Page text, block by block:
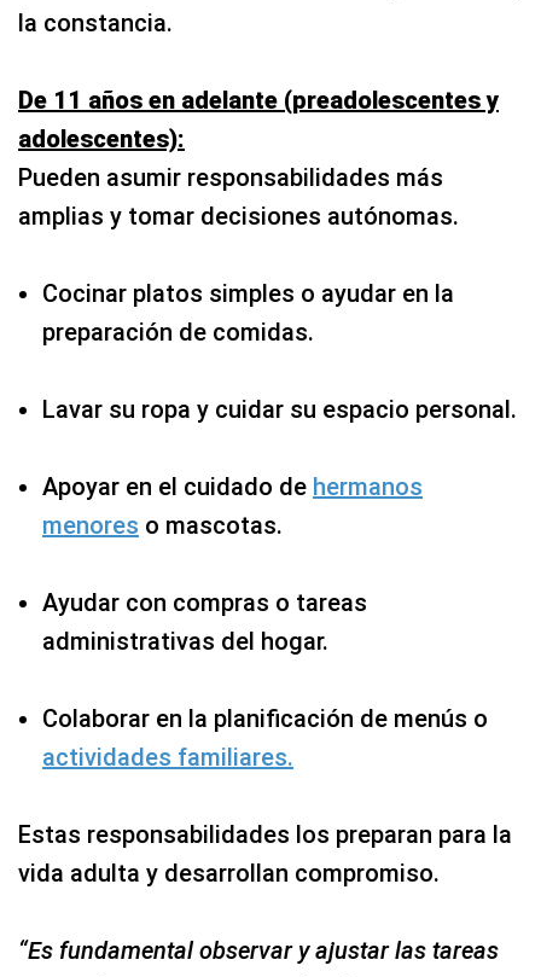
la constancia.
De 11 años en adelante (preadolescentes y
adolescentes):
Pueden asumir responsabilidades más
amplias y tomar decisiones autónomas.
Cocinar platos simples o ayudar en la
preparación de comidas.
Lavar su ropa y cuidar su espacio personal.
Apoyar en el cuidado de hermanos
menores o mascotas.
Ayudar con compras o tareas
administrativas del hogar.
Colaborar en la planificación de menús o
actividades familiares.
Estas responsabilidades los preparan para la
vida adulta y desarrollan compromiso.
“Es fundamental observar y ajustar las tareas